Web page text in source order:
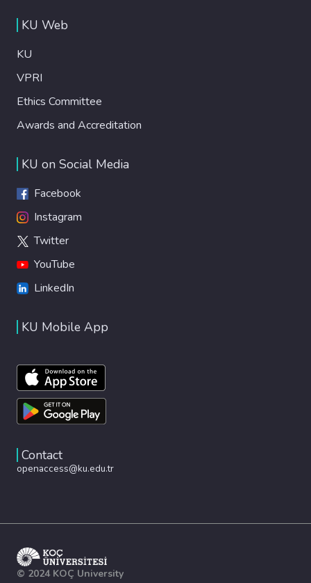
KU Web
KU
VPRI
Ethics Committee
Awards and Accreditation
KU on Social Media
Facebook
Instagram
Twitter
YouTube
LinkedIn
KU Mobile App
Contact
openaccess@ku.edu.tr
© 2024 KOÇ University